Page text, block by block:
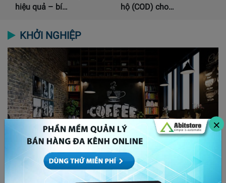
×
hiệu quả – bí…
hộ (COD) cho…
KHỞI NGHIỆP